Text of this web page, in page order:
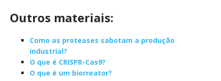
Outros materiais:
Como as proteases sabotam a produção
industrial?
O que é CRISPR-Cas9?
O que é um biorreator?